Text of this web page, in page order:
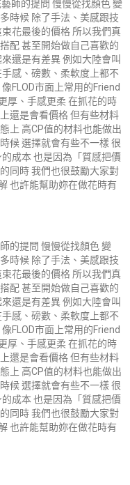
的提問 慢慢從找顏色 變
時候 除了手法、美感跟技
花最後的價格 所以我們真
配 甚至開始做自己喜歡的
還是有差異 例如大陸會叫
手感、磅數、柔軟度上都不
FLOD市面上常用的Friend
厚、手感更柔 在抓花的時
還是會看價格 但有些材料
上 高CP值的材料也能做出
候 選擇就會有些不一樣 很
成本 也是因為「質感把價
同時 我們也很鼓勵大家對
也許能幫助妳在做花時有